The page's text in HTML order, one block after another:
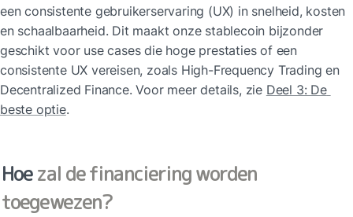
een consistente gebruikerservaring (UX) in snelheid, kosten
en schaalbaarheid. Dit maakt onze stablecoin bijzonder
geschikt voor use cases die hoge prestaties of een
consistente UX vereisen, zoals High-Frequency Trading en
Decentralized Finance. Voor meer details, zie Deel 3: De
beste optie.
Hoe zal de financiering worden
toegewezen?